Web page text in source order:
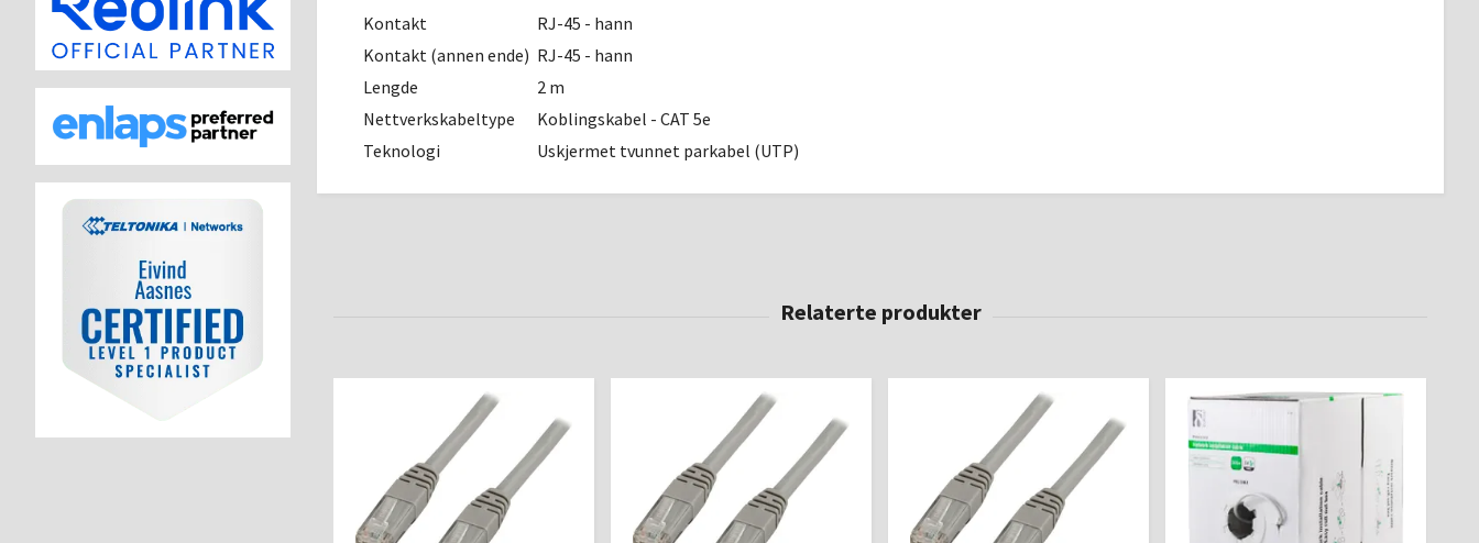
Kontakt
RJ-45 - hann
Kontakt (annen ende) RJ-45 - hann
Lengde
2 m
Nettverkskabeltype
Koblingskabel - CAT 5e
Teknologi
Uskjermet tvunnet parkabel (UTP)